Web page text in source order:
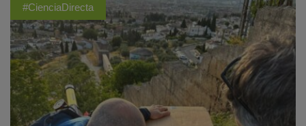
#CienciaDirecta